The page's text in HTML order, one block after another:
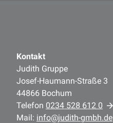
Kontakt
Judith Gruppe
Josef-Haumann-Straße 3
44866 Bochum
Telefon 0234 528 612 0
Mail: info@judith-gmbh.de